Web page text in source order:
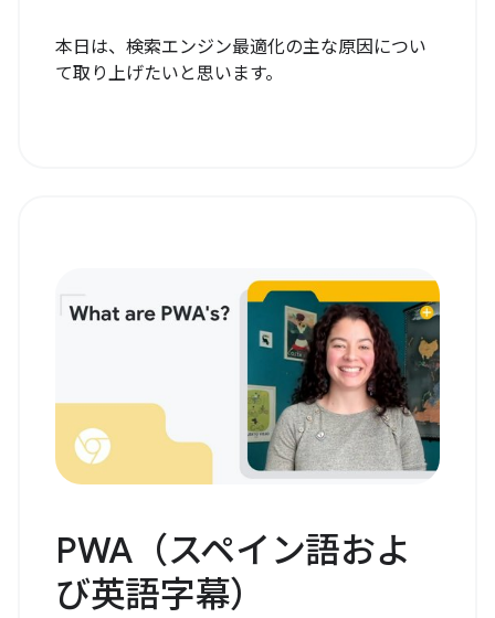
本日は、検索エンジン最適化の主な原因につい
て取り上げたいと思います。
PWA（スペイン語およ
び英語字幕）